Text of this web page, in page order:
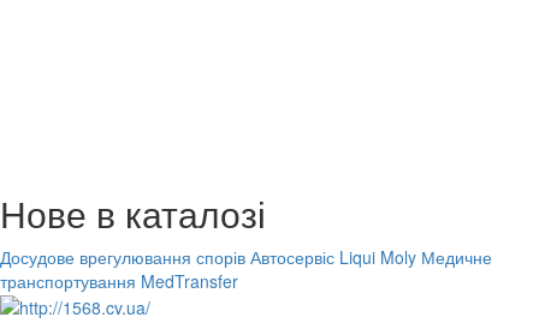
Нове в каталозі
Досудове врегулювання спорів Автосервіс Liqui Moly Медичне
транспортування MedTransfer